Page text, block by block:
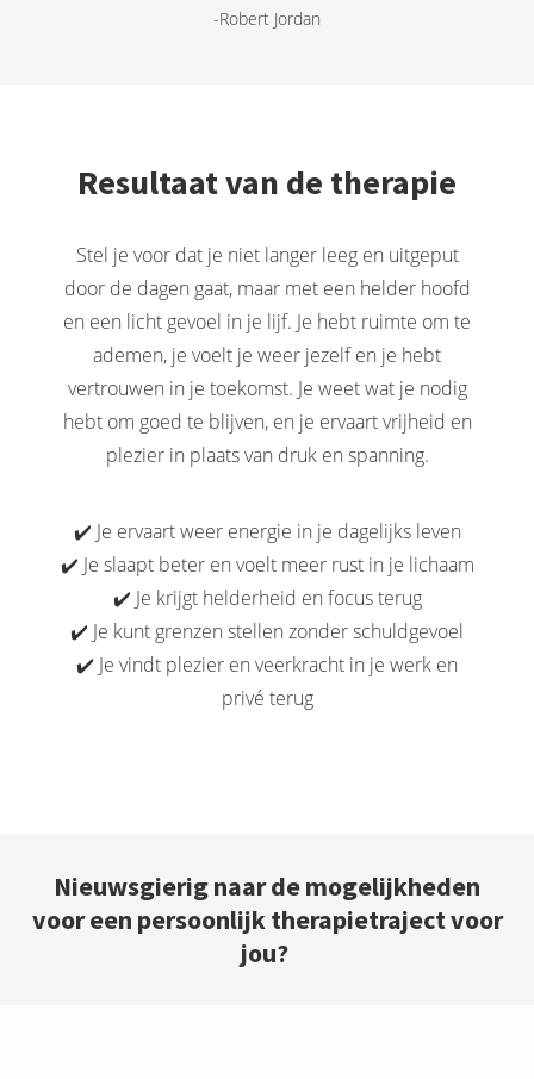
-Robert Jordan
Resultaat van de therapie
Stel je voor dat je niet langer leeg en uitgeput
door de dagen gaat, maar met een helder hoofd
en een licht gevoel in je lijf. Je hebt ruimte om te
ademen, je voelt je weer jezelf en je hebt
vertrouwen in je toekomst. Je weet wat je nodig
hebt om goed te blijven, en je ervaart vrijheid en
plezier in plaats van druk en spanning.
✔️ Je ervaart weer energie in je dagelijks leven
✔️ Je slaapt beter en voelt meer rust in je lichaam
✔️ Je krijgt helderheid en focus terug
✔️ Je kunt grenzen stellen zonder schuldgevoel
✔️ Je vindt plezier en veerkracht in je werk en
privé terug
Nieuwsgierig naar de mogelijkheden
voor een persoonlijk therapietraject voor
jou?